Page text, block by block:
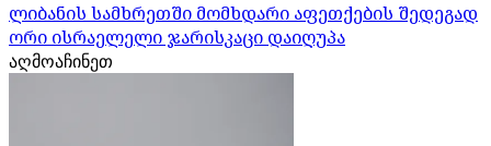
ლიბანის სამხრეთში მომხდარი აფეთქების შედეგად
ორი ისრაელელი ჯარისკაცი დაიღუპა
აღმოაჩინეთ